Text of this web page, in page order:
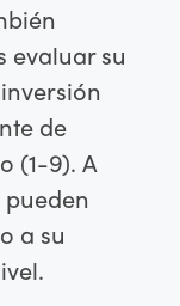
evaluar su
de
(1-9). A
a su